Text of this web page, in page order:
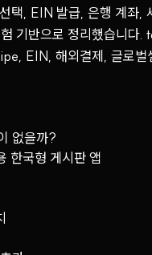
택, EIN 발급, 은행 계좌,
기반으로 정리했습니다.
EIN, 해외결제, 글로벌
없을까?
한국형 게시판 앱